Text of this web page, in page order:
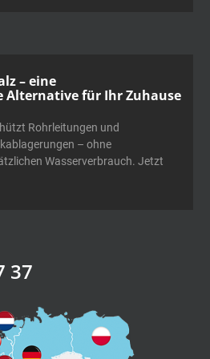
– eine
für Ihr Zuhause
Rohrleitungen und
– ohne
Wasserverbrauch. Jetzt
37